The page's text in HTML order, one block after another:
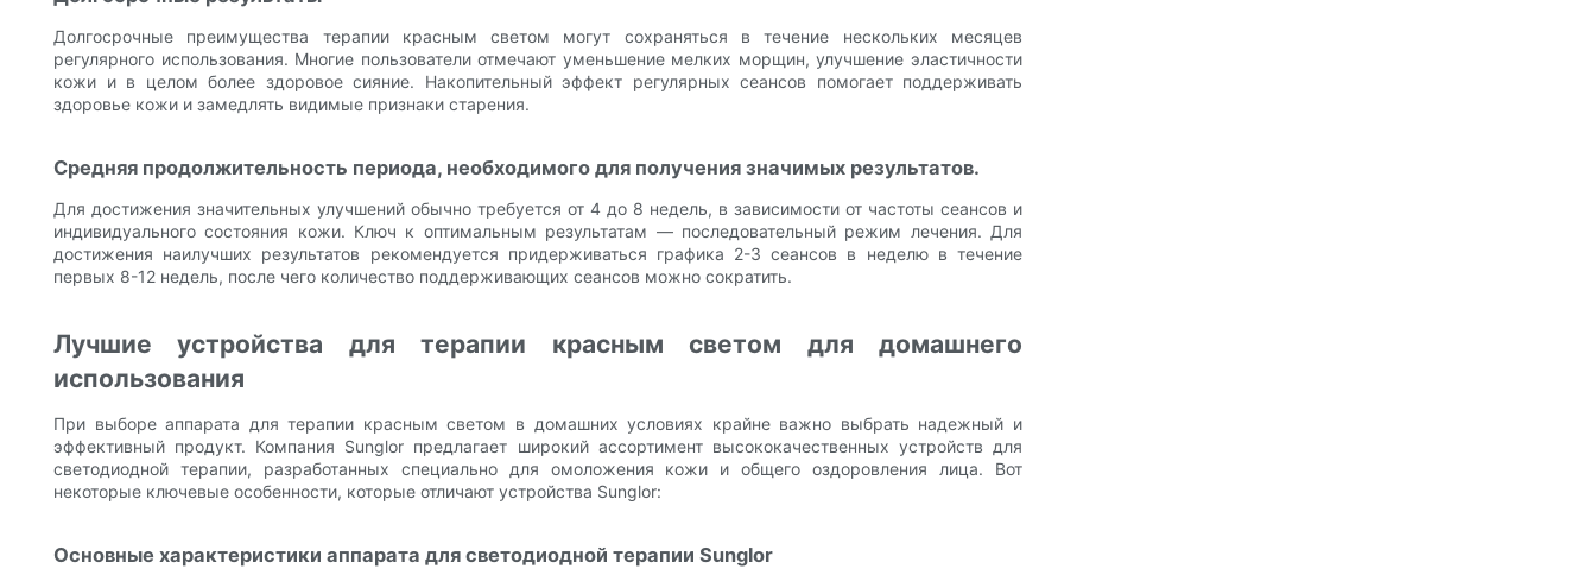
Долгосрочные преимущества терапии красным светом могут сохраняться в течение нескольких месяцев
регулярного использования. Многие пользователи отмечают уменьшение мелких морщин, улучшение эластичности
кожи и в целом более здоровое сияние. Накопительный эффект регулярных сеансов помогает поддерживать
здоровье кожи и замедлять видимые признаки старения.
Средняя продолжительность периода, необходимого для получения значимых результатов.
Для достижения значительных улучшений обычно требуется от 4 до 8 недель, в зависимости от частоты сеансов и
индивидуального состояния кожи. Ключ к оптимальным результатам — последовательный режим лечения. Для
достижения наилучших результатов рекомендуется придерживаться графика 2-3 сеансов в неделю в течение
первых 8-12 недель, после чего количество поддерживающих сеансов можно сократить.
Лучшие устройства для терапии красным светом для домашнего
использования
При выборе аппарата для терапии красным светом в домашних условиях крайне важно выбрать надежный и
эффективный продукт. Компания Sunglor предлагает широкий ассортимент высококачественных устройств для
светодиодной терапии, разработанных специально для омоложения кожи и общего оздоровления лица. Вот
некоторые ключевые особенности, которые отличают устройства Sunglor:
Основные характеристики аппарата для светодиодной терапии Sunglor